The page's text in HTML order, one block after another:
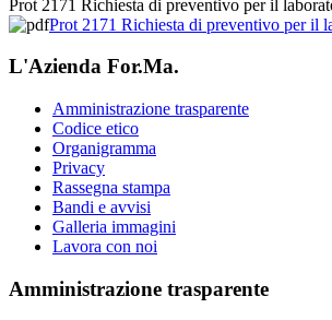
Prot 2171 Richiesta di preventivo per il
Prot 2171 Richiesta di preventivo per il
L'Azienda For.Ma.
Amministrazione trasparente
Codice etico
Organigramma
Privacy
Rassegna stampa
Bandi e avvisi
Galleria immagini
Lavora con noi
Amministrazione trasparente